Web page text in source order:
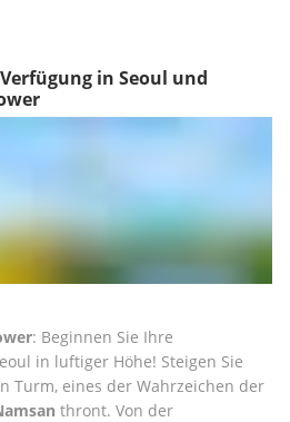
in Seoul und
: Beginnen Sie Ihre
in luftiger Höhe! Steigen Sie
Turm, eines der Wahrzeichen der
thront. Von der